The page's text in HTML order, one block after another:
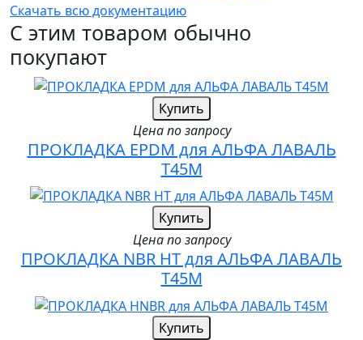
Скачать всю документацию
С этим товаром обычно
покупают
Купить
Цена по запросу
ПРОКЛАДКА EPDM для АЛЬФА ЛАВАЛЬ
T45M
Купить
Цена по запросу
ПРОКЛАДКА NBR HT для АЛЬФА ЛАВАЛЬ
T45M
Купить